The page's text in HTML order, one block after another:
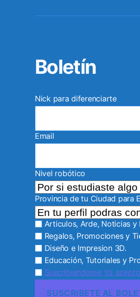
Boletín
Nick para diferenciarte
Email
Nivel robótico
Provincia de tu Ciudad para
Articulos, Arde, Noticias y
Regalos, Promociones y
Diseño e Impresion 3D.
Educación, Tutoriales y
Suscribiendome Yo